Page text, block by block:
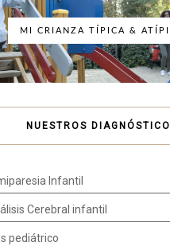
MI CRIANZA TÍPICA &
NUESTROS
Infantil
Cerebral infantil
pediátrico